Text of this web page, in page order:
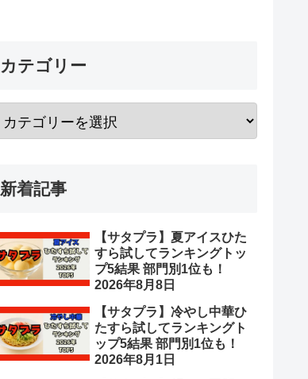
カテゴリー
新着記事
【サタプラ】夏アイスひた
すら試してランキングトッ
プ5結果 部門別1位も！
2026年8月8日
【サタプラ】冷やし中華ひ
たすら試してランキングト
ップ5結果 部門別1位も！
2026年8月1日